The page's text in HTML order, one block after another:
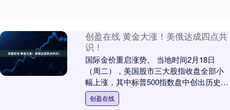
创盈在线 黄金大涨！美俄达成四点共
识！
国际金价重启涨势。 当地时间2月18日
（周二），美国股市三大股指收盘全部小
幅上涨，其中标普500指数盘中创出历史新
高。 国际金价重启涨势，COMEX黄金期
货价格....
创盈在线